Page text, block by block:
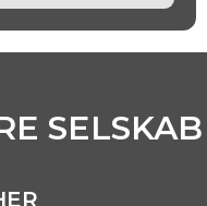
SELSKAB